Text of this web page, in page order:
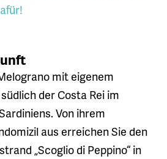
mit eigenem
der Costa Rei im
Von ihrem
aus erreichen Sie den
„Scoglio di Peppino“ in